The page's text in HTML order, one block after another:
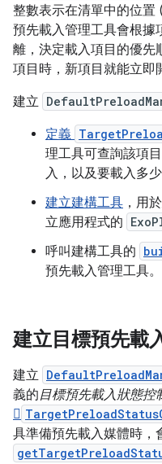
整數表示在清單中的位置
預先載入管理工具會根據
離，決定載入項目的優先
項目時，新項目就能立即
建立
定義
理工具可查詢該項
入，以及要載入多少
建立建構工具 ，用
立應用程式的
呼叫建構工具的
預先載入管理工具。
建立目標預先載
建立
義的目標預先載入狀態控

具準備預先載入媒體時，